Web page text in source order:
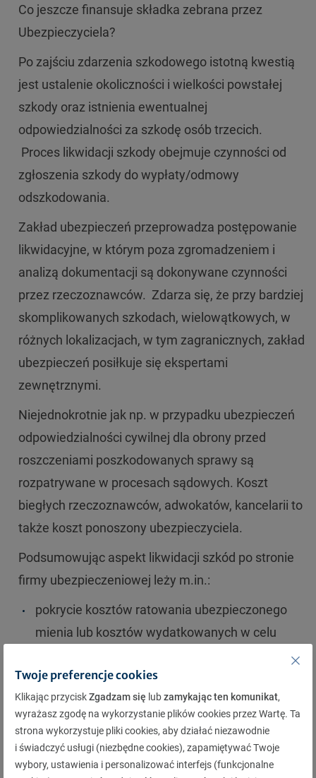
Co jeszcze finansuje składka zebrana przez
Ubezpieczyciela?
Po zajściu zdarzenia szkodowego istotną kwestią
jest ustalenie okoliczności i wielkości powstałej
szkody oraz istnienia ewentualnej
odpowiedzialności za szkodę osób trzecich.
Proces likwidacji szkody obejmuje czynności od
zgłoszenia szkody do wypłaty/odmowy
odszkodowania.
Zakład ubezpieczeń przeprowadza postępowanie
likwidacyjne, w którym poza zgromadzeniem i
analizą dokumentacji są dokonywane czynności
przez rzeczoznawców. Zdarza się, że przy bardziej
skomplikowanych szkodach, wielowątkowych, w
różnych lokalizacjach, w tym zagranicznych, zakład
ubezpieczeń posiłkuje się ekspertami
zewnętrznymi.
Niejednokrotnie jak np. w przypadku ubezpieczeń
odpowiedzialności cywilnej dla obrony przed
roszczeniami poszkodowanych sprawy są
rozpatrywane w procesach sądowych. Koszt
biegłych rzeczoznawców, adwokatów, kancelarii to
także koszt ponoszony ubezpieczyciela.
Podsumowując aspekt likwidacji szkód po stronie
firmy ubezpieczeniowej leży m.in.:
pokrycie kosztów ratowania ubezpieczonego
mienia lub kosztów wydatkowanych w celu
rozmiarów;
w ryzyku OC zbadanie i pokrycie kosztów
zasadności roszczenia wniesionego przeciwko
ubezpieczonemu oraz udzielenie klientom
wsparcia w obronie przed roszczeniami także,
Twoje preferencje cookies
Klikając przyciskZgadzam się lubzamykając ten komunikat,
wyrażasz zgodę na wykorzystanie plików cookies przez Wartę. Ta
strona wykorzystuje pliki cookies, aby działać niezawodnie
i świadczyć usługi (niezbędne cookies), zapamiętywać Twoje
wybory, ustawienia i personalizować interfejs (funkcjonalne